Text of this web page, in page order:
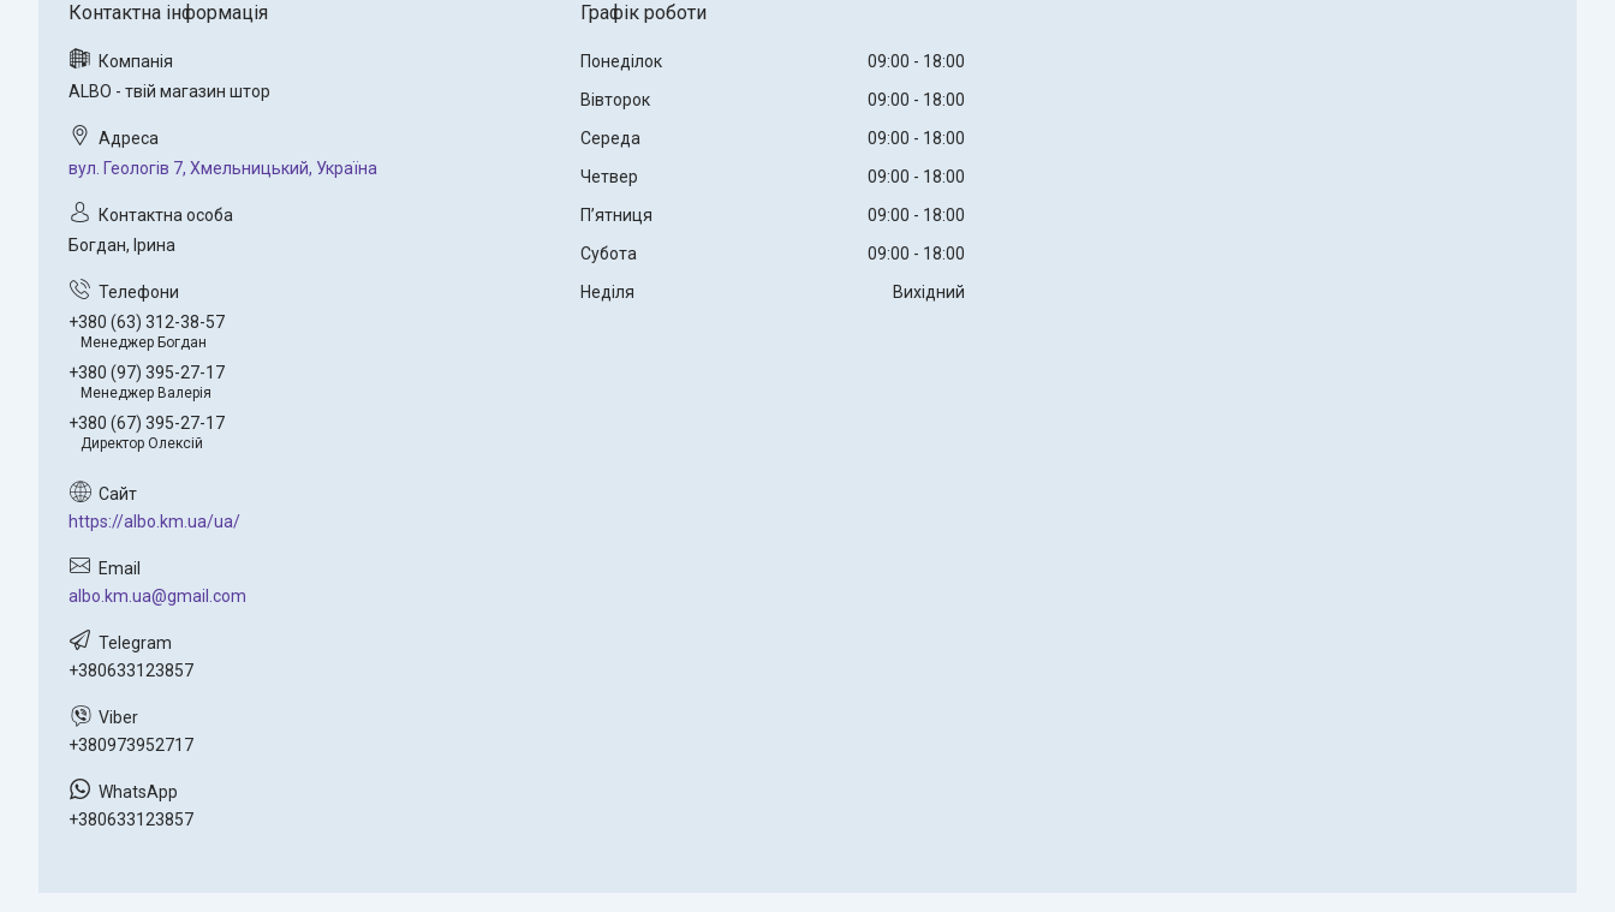
ALBO - твій магазин штор
вул. Геологів 7, Хмельницький, Україна
Богдан, Ірина
+380 (63) 312-38-57
Менеджер Богдан
+380 (97) 395-27-17
Менеджер Валерія
+380 (67) 395-27-17
Директор Олексій
https://albo.km.ua/ua/
albo.km.ua@gmail.com
+380633123857
+380973952717
+380633123857
Графік роботи
Понеділок 09:00
18:00
Вівторок
09:00
18:00
Середа
09:00
18:00
Четвер
09:00
18:00
Пʼятниця
09:00
18:00
Субота
09:00
18:00
Неділя
Вихідний